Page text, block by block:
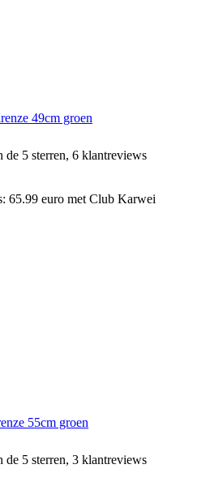
49cm groen
de 5 sterren, 6 klantreviews
65.99 euro met Club Karwei
55cm groen
de 5 sterren, 3 klantreviews